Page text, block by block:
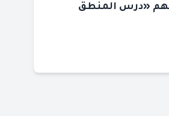
«درس المنطق